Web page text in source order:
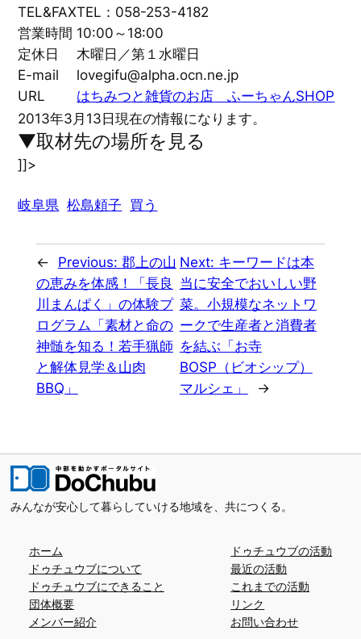
TEL&FAXTEL：058-253-4182
営業時間 10:00～18:00
定休日
木曜日／第１水曜日
E-mail
lovegifu@alpha.ocn.ne.jp
URL
はちみつと雑貨のお店 ふーちゃんSHOP
2013年3月13日現在の情報になります。
▼取材先の場所を見る
]]>
岐阜県 松島頼子 買う
← Previous: 郡上の山
の恵みを体感！「長良
川まんぱく」の体験プ
ログラム「素材と命の
神髄を知る！若手猟師
と解体見学＆山肉
BBQ」
Next: キーワードは本
当に安全でおいしい野
菜。小規模なネットワ
ークで生産者と消費者
を結ぶ「お寺
BOSP（ビオシップ）
マルシェ」
→
みんなが安心して暮らしていける地域を、共につくる。
ホーム
ドゥチュウブについて
ドゥチュウブにできること
団体概要
メンバー紹介
ドゥチュウブの活動
最近の活動
これまでの活動
リンク
お問い合わせ